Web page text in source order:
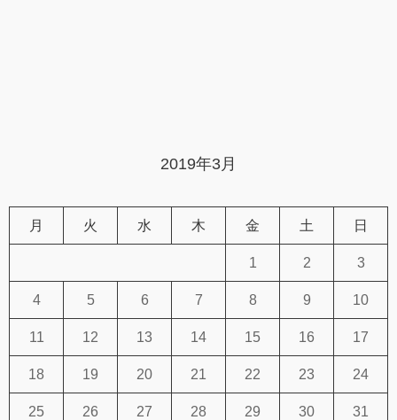
2019年3月
月 火 水 木 金 土 日
1 2 3
4 5 6 7 8 9 10
11 12 13 14 15 16 17
18 19 20 21 22 23 24
25 26 27 28 29 30 31